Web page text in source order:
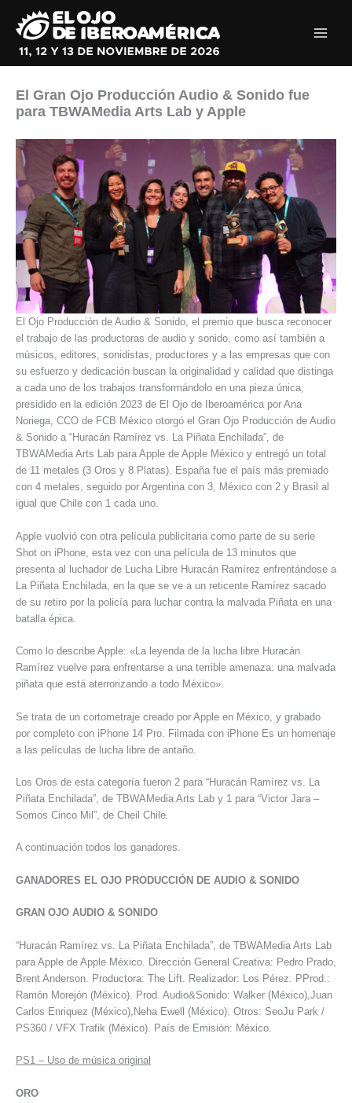
contenido
El Gran Ojo Producción Audio & Sonido fue
para TBWAMedia Arts Lab y Apple
El Ojo Producción de Audio & Sonido, el premio que busca reconocer
el trabajo de las productoras de audio y sonido, como así también a
músicos, editores, sonidistas, productores y a las empresas que con
su esfuerzo y dedicación buscan la originalidad y calidad que distinga
a cada uno de los trabajos transformándolo en una pieza única,
presidido en la edición 2023 de El Ojo de Iberoamérica por Ana
Noriega, CCO de FCB México otorgó el Gran Ojo Producción de Audio
& Sonido a “Huracán Ramírez vs. La Piñata Enchilada”, de
TBWAMedia Arts Lab para Apple de Apple México y entregó un total
de 11 metales (3 Oros y 8 Platas). España fue el país más premiado
con 4 metales, seguido por Argentina con 3, México con 2 y Brasil al
igual que Chile con 1 cada uno.
Apple vuolvió con otra película publicitaria como parte de su serie
Shot on iPhone, esta vez con una película de 13 minutos que
presenta al luchador de Lucha Libre Huracán Ramírez enfrentándose a
La Piñata Enchilada, en la que se ve a un reticente Ramírez sacado
de su retiro por la policía para luchar contra la malvada Piñata en una
batalla épica.
Como lo describe Apple: «La leyenda de la lucha libre Huracán
Ramírez vuelve para enfrentarse a una terrible amenaza: una malvada
piñata que está aterrorizando a todo México».
Se trata de un cortometraje creado por Apple en México, y grabado
por completo con iPhone 14 Pro. Filmada con iPhone Es un homenaje
a las películas de lucha libre de antaño.
Los Oros de esta categoría fueron 2 para “Huracán Ramírez vs. La
Piñata Enchilada”, de TBWAMedia Arts Lab y 1 para “Victor Jara –
Somos Cinco Mil”, de Cheil Chile.
A continuación todos los ganadores.
GANADORES EL OJO PRODUCCIÓN DE AUDIO & SONIDO
GRAN OJO AUDIO & SONIDO
“Huracán Ramírez vs. La Piñata Enchilada”, de TBWAMedia Arts Lab
para Apple de Apple México. Dirección General Creativa: Pedro Prado,
Brent Anderson. Productora: The Lift. Realizador: Los Pérez. PProd.:
Ramón Morejón (México). Prod. Audio&Sonido: Walker (México),Juan
Carlos Enriquez (México),Neha Ewell (México). Otros: SeoJu Park /
PS360 / VFX Trafik (México). País de Emisión: México.
PS1 – Uso de música original
ORO